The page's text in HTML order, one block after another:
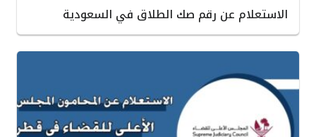
الاستعلام عن رقم صك الطلاق في السعودية